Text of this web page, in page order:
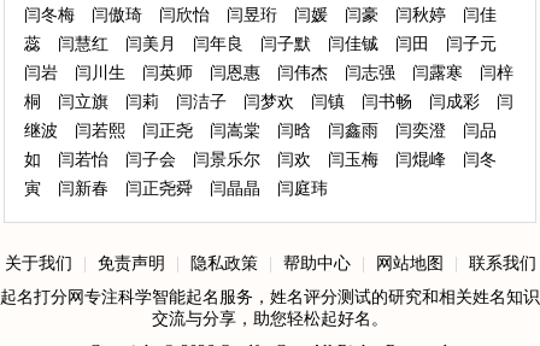
闫冬梅
闫傲琦 闫欣怡 闫昱珩 闫媛 闫豪 闫秋婷
闫佳
蕊
闫慧红 闫美月 闫年良 闫子默 闫佳铖 闫田
闫子元
闫岩
闫川生 闫英师 闫恩惠 闫伟杰 闫志强 闫露寒
闫梓
桐
闫立旗 闫莉 闫洁子 闫梦欢 闫镇 闫书畅 闫成彩
闫
继波
闫若熙 闫正尧 闫嵩棠 闫晗 闫鑫雨 闫奕澄
闫品
如
闫若怡 闫子会 闫景乐尔 闫欢 闫玉梅 闫焜峰
闫冬
寅
闫新春 闫正尧舜 闫晶晶 闫庭玮
关于我们 免责声明 隐私政策 帮助中心 网站地图
联系我们
起名打分网专注科学智能起名服务，姓名评分测试的研究和相关姓名知识
交流与分享，助您轻松起好名。